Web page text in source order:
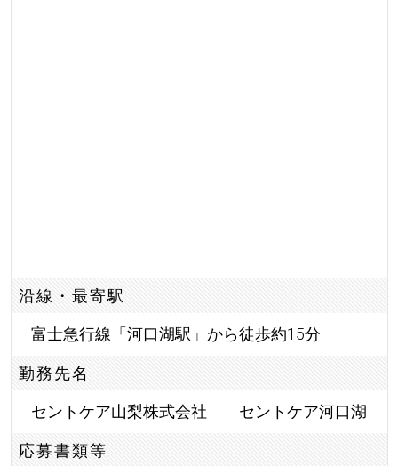
沿線・最寄駅
富士急行線「河口湖駅」から徒歩約15分
勤務先名
セントケア山梨株式会社 セントケア河口湖
応募書類等